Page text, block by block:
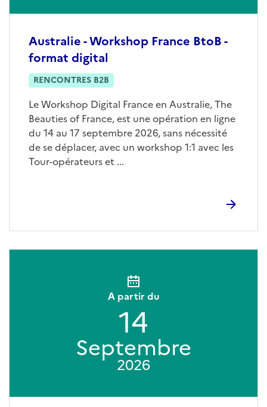
Australie - Workshop France BtoB -
format digital
RENCONTRES B2B
Le Workshop Digital France en Australie, The
Beauties of France, est une opération en ligne
du 14 au 17 septembre 2026, sans nécessité
de se déplacer, avec un workshop 1:1 avec les
Tour-opérateurs et ...
A partir du
14
Septembre
2026